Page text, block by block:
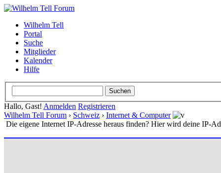
Wilhelm Tell
Portal
Suche
Mitglieder
Kalender
Hilfe
Hallo, Gast! Anmelden Registrieren
Wilhelm Tell Forum › Schweiz › Internet & Computer
Die eigene Internet IP-Adresse heraus finden? Hier wird deine IP-